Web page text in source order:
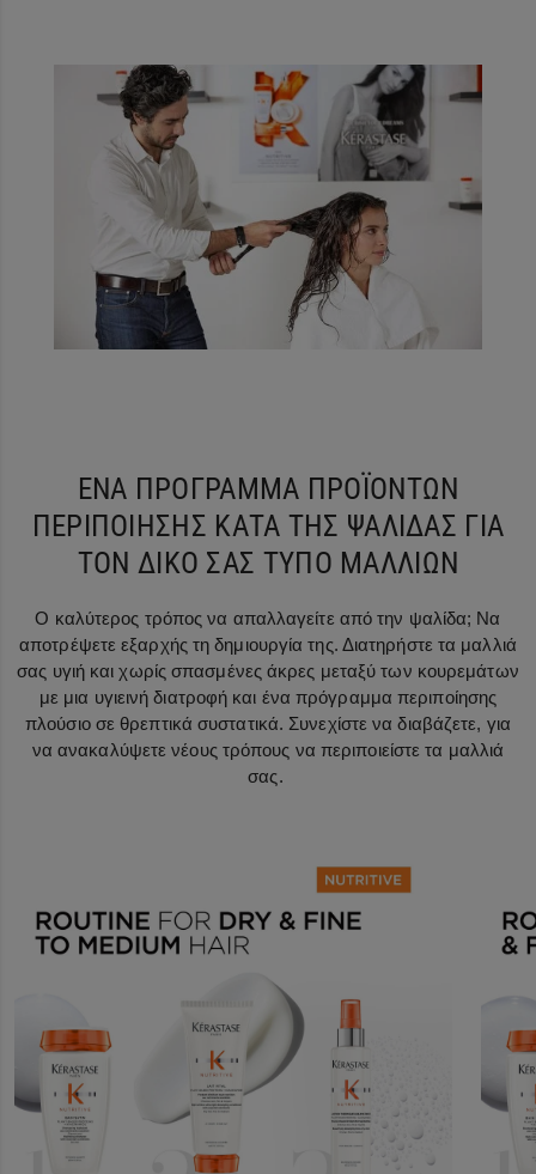
ΕΝΑ ΠΡΟΓΡΑΜΜΑ ΠΡΟΪΟΝΤΩΝ
ΠΕΡΙΠΟΙΗΣΗΣ ΚΑΤΑ ΤΗΣ ΨΑΛΙΔΑΣ ΓΙΑ
ΤΟΝ ΔΙΚΟ ΣΑΣ ΤΥΠΟ ΜΑΛΛΙΩΝ
Ο καλύτερος τρόπος να απαλλαγείτε από την ψαλίδα; Να
αποτρέψετε εξαρχής τη δημιουργία της. Διατηρήστε τα μαλλιά
σας υγιή και χωρίς σπασμένες άκρες μεταξύ των κουρεμάτων
με μια υγιεινή διατροφή και ένα πρόγραμμα περιποίησης
πλούσιο σε θρεπτικά συστατικά. Συνεχίστε να διαβάζετε, για
να ανακαλύψετε νέους τρόπους να περιποιείστε τα μαλλιά
σας.